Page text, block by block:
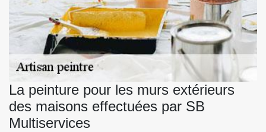
La peinture pour les murs extérieurs
des maisons effectuées par SB
Multiservices